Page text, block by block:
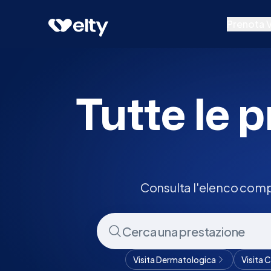
Prestazioni
Prenota visita
Tutte le
Consulta l'elenco
Visita Dermatologica Visita